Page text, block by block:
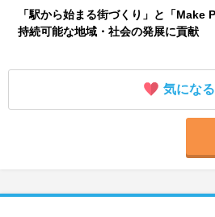
就活時事ニュースを更新
「駅から始まる街づくり」と「Make
持続可能な地域・社会の発展に貢献
気になる